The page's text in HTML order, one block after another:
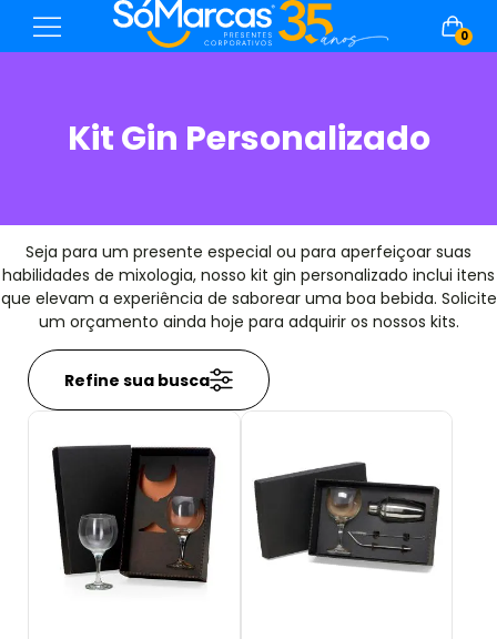
0
Kit Gin Personalizado
Seja para um presente especial ou para aperfeiçoar suas
habilidades de mixologia, nosso kit gin personalizado inclui itens
que elevam a experiência de saborear uma boa bebida. Solicite
um orçamento ainda hoje para adquirir os nossos kits.
Refine sua busca